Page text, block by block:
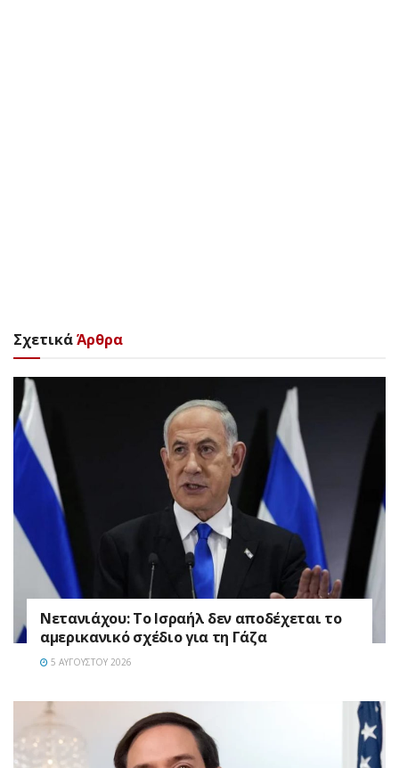
ΣχετικάΆρθρα
Νετανιάχου: Το Ισραήλ δεν αποδέχεται το
αμερικανικό σχέδιο για τη Γάζα
5 ΑΥΓΟΎΣΤΟΥ 2026